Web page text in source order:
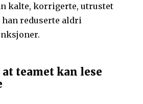
kalte, korrigerte, utrustet
han reduserte aldri
teamet kan lese